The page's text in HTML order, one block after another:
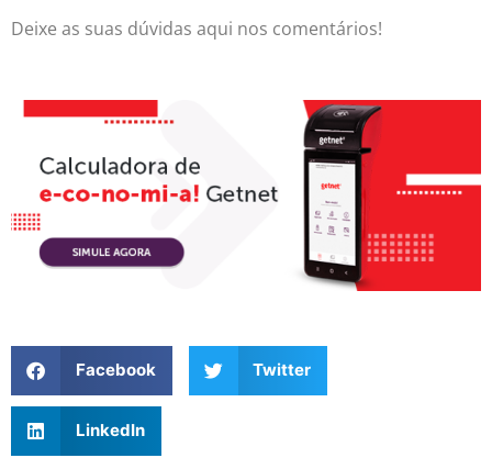
Deixe as suas dúvidas aqui nos comentários!
Facebook Twitter
LinkedIn